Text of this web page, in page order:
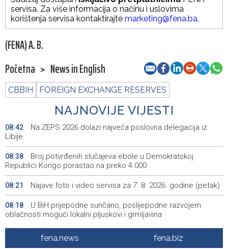
servisa. Za više informacija o načinu i uslovima
korištenja servisa kontaktirajte marketing@fena.ba.
(FENA) A. B.
Početna > News in English
CBBIH FOREIGN EXCHANGE RESERVES
NAJNOVIJE VIJESTI
08:42
Na ZEPS 2026 dolazi najveća poslovna delegacija iz
Libije
08:38
Broj potvrđenih slučajeva ebole u Demokratskoj
Republici Kongo porastao na preko 4.000
08:21 Najave foto i video servisa za 7. 8. 2026. godine (petak)
08:18
U BiH prijepodne sunčano, poslijepodne razvojem
oblačnosti mogući lokalni pljuskovi i grmljavina
Zelenskij u subotu dolazi u prvi službeni posjet Srbiji
fena.news fena.biz